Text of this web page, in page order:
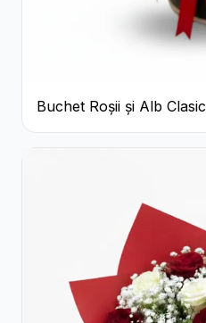
Buchet Roșii și Alb Clasic